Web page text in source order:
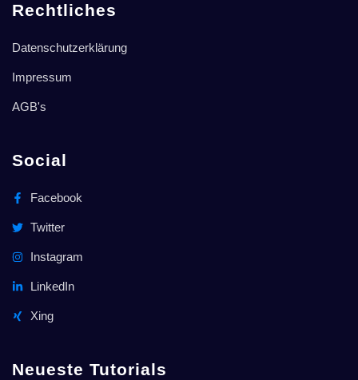
Rechtliches
Datenschutzerklärung
Impressum
AGB's
Social
Facebook
Twitter
Instagram
LinkedIn
Xing
Neueste Tutorials